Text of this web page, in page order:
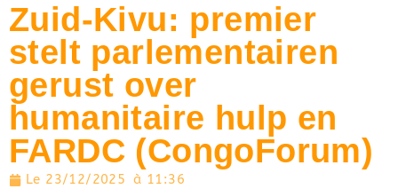
Zuid-Kivu: premier
stelt parlementairen
gerust over
humanitaire hulp en
FARDC (CongoForum)
Le 23/12/2025 à 11:36